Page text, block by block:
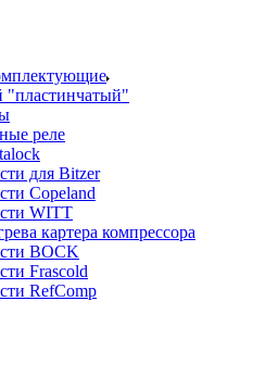
реле
для Bitzer
Copeland
WITT
картера компрессора
BOCK
Frascold
RefComp